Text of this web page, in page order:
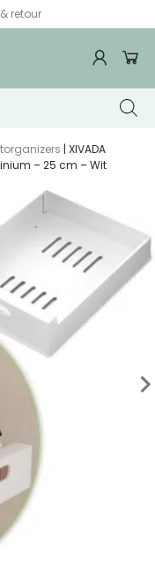
in huis*
| XIVADA
– 25 cm – Wit